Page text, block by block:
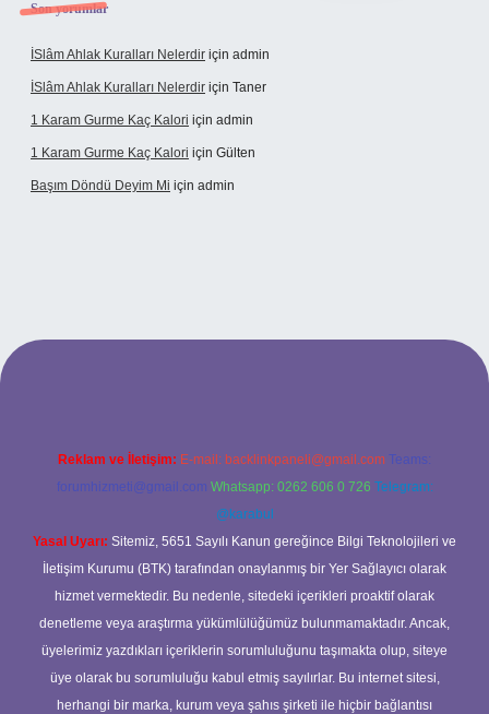
Son yorumlar
İSlâm Ahlak Kuralları Nelerdir için admin
İSlâm Ahlak Kuralları Nelerdir için Taner
1 Karam Gurme Kaç Kalori için admin
1 Karam Gurme Kaç Kalori için Gülten
Başım Döndü Deyim Mi için admin
giriş
Reklam ve İletişim: E-mail: backlinkpaneli@gmail.com Teams:
forumhizmeti@gmail.com Whatsapp: 0262 606 0 726 Telegram:
@karabul
Yasal Uyarı: Sitemiz, 5651 Sayılı Kanun gereğince Bilgi Teknolojileri ve
İletişim Kurumu (BTK) tarafından onaylanmış bir Yer Sağlayıcı olarak
hizmet vermektedir. Bu nedenle, sitedeki içerikleri proaktif olarak
denetleme veya araştırma yükümlülüğümüz bulunmamaktadır. Ancak,
üyelerimiz yazdıkları içeriklerin sorumluluğunu taşımakta olup, siteye
üye olarak bu sorumluluğu kabul etmiş sayılırlar. Bu internet sitesi,
herhangi bir marka, kurum veya şahıs şirketi ile hiçbir bağlantısı